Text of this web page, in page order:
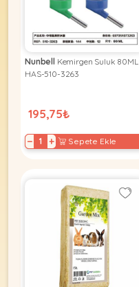
Nunbell
Kemirgen Suluk 80ML
HAS-510-3263
195,75₺
− + Sepete Ekle